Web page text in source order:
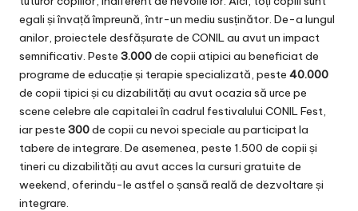
egali și învață împreună, într-un mediu susținător. De-a lungul
anilor, proiectele desfășurate de CONIL au avut un impact
semnificativ. Peste 3.000de copii atipici au beneficiat de
programe de educație și terapie specializată, peste 40.000
de copii tipici și cu dizabilități au avut ocazia să urce pe
scene celebre ale capitalei în cadrul festivalului CONIL Fest,
iar peste 300de copii cu nevoi speciale au participat la
tabere de integrare. De asemenea, peste 1.500 de copii și
tineri cu dizabilități au avut acces la cursuri gratuite de
weekend, oferindu-le astfel o șansă reală de dezvoltare și
integrare.